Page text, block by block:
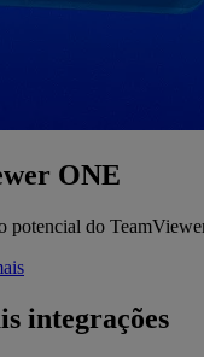
ONE
potencial do
integrações